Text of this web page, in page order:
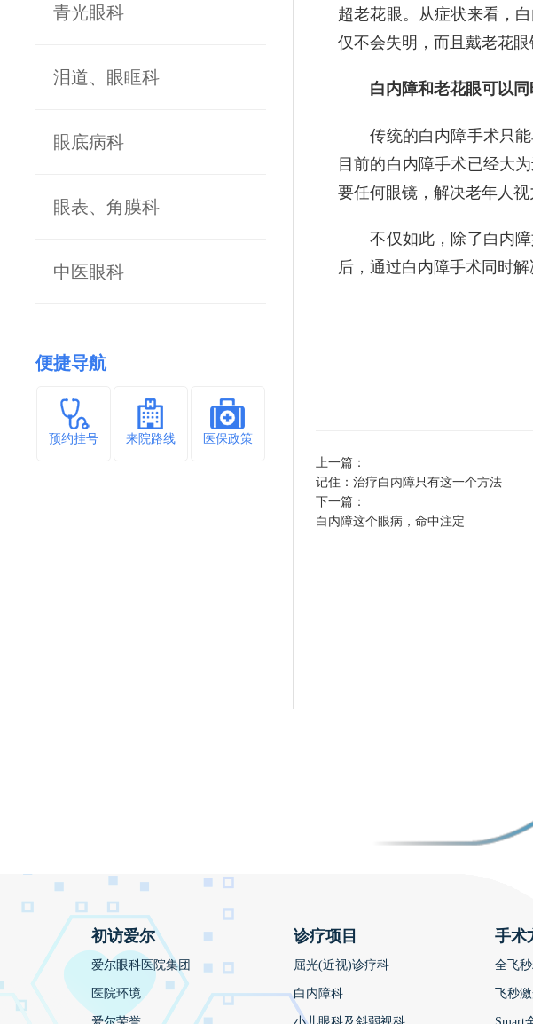
青光眼科
泪道、眼眶科
眼底病科
眼表、角膜科
中医眼科
便捷导航
预约挂号 来院路线 医保政策
超老花眼。从症状来看，
仅不会失明，而且戴老花眼
白内障和老花眼可以同
传统的白内障手术只能
目前的白内障手术已经大
要任何眼镜，解决老年人视
不仅如此，除了白内障
后，通过白内障手术同时
上一篇：
记住：治疗白内障只有这一个方法
下一篇：
白内障这个眼病，命中注定
初访爱尔
爱尔眼科医院集团
医院环境
诊疗项目
屈光(近视)诊疗科
白内障科
手术
全飞
飞秒